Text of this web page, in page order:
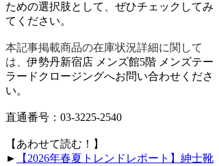
ための選択肢として、ぜひチェックしてみ
てください。
本記事掲載商品の在庫状況詳細に関して
は、伊勢丹新宿店 メンズ館5階 メンズテー
ラードクロージングへお問い合わせくださ
い。
直通番号：03-3225-2540
【あわせて読む！】
►
【2026年春夏トレンドレポート】紳士靴